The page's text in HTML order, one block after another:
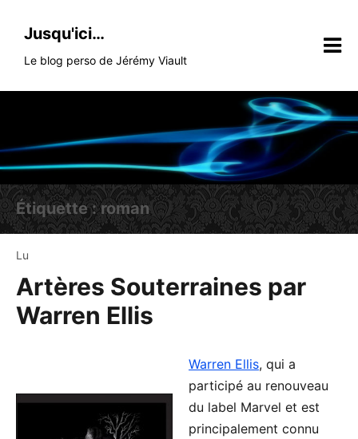
Jusqu'ici…
Le blog perso de Jérémy Viault
Étiquette :roman
Lu
Artères Souterraines par
Warren Ellis
Warren Ellis, qui a
participé au renouveau
du label Marvel et est
principalement connu